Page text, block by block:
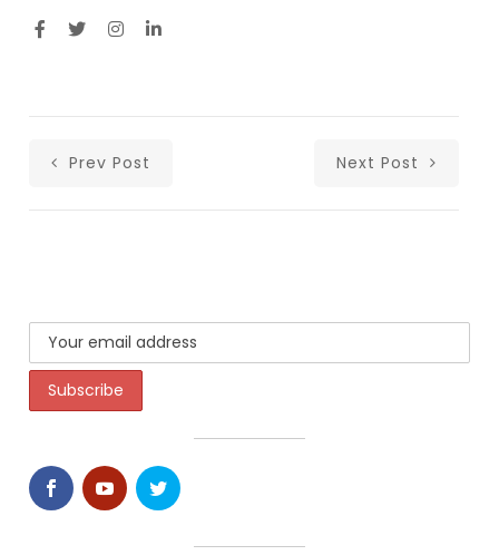
Prev Post Next Post